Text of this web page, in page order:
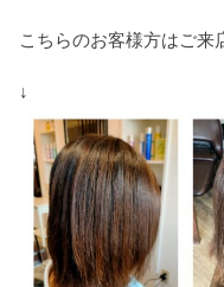
こちらのお客様方はご来
↓